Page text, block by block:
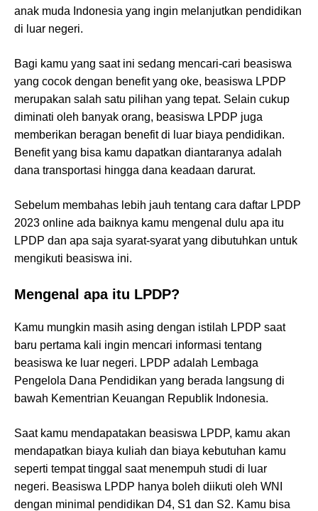
anak muda Indonesia yang ingin melanjutkan pendidikan
di luar negeri.
Bagi kamu yang saat ini sedang mencari-cari beasiswa
yang cocok dengan benefit yang oke, beasiswa LPDP
merupakan salah satu pilihan yang tepat. Selain cukup
diminati oleh banyak orang, beasiswa LPDP juga
memberikan beragan benefit di luar biaya pendidikan.
Benefit yang bisa kamu dapatkan diantaranya adalah
dana transportasi hingga dana keadaan darurat.
Sebelum membahas lebih jauh tentang cara daftar LPDP
2023 online ada baiknya kamu mengenal dulu apa itu
LPDP dan apa saja syarat-syarat yang dibutuhkan untuk
mengikuti beasiswa ini.
Mengenal apa itu LPDP?
Kamu mungkin masih asing dengan istilah LPDP saat
baru pertama kali ingin mencari informasi tentang
beasiswa ke luar negeri. LPDP adalah Lembaga
Pengelola Dana Pendidikan yang berada langsung di
bawah Kementrian Keuangan Republik Indonesia.
Saat kamu mendapatakan beasiswa LPDP, kamu akan
mendapatkan biaya kuliah dan biaya kebutuhan kamu
seperti tempat tinggal saat menempuh studi di luar
negeri. Beasiswa LPDP hanya boleh diikuti oleh WNI
dengan minimal pendidikan D4, S1 dan S2. Kamu bisa